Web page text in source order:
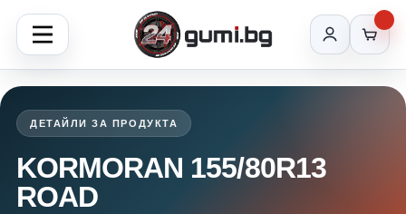
ДЕТАЙЛИ ЗА ПРОДУКТА
KORMORAN 155/80R13
ROAD